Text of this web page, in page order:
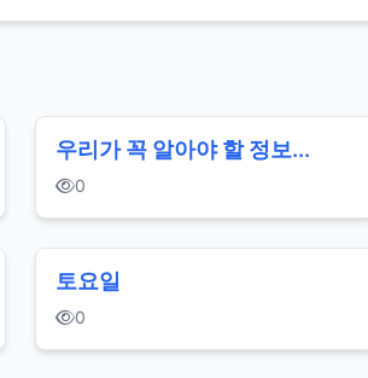
우리가 꼭 알아야 할 정보...
0
토요일
0